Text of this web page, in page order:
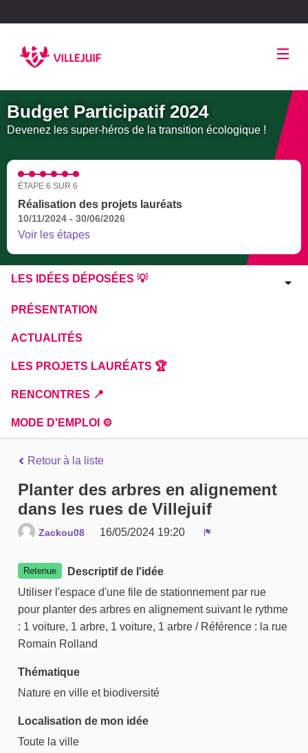
Budget Participatif 2024
Devenez les super-héros de la transition écologique !
ÉTAPE 6 SUR 6
Réalisation des projets lauréats
10/11/2024 - 30/06/2026
Voir les étapes
LES IDÉES DÉPOSÉES 💡
PRÉSENTATION
ACTUALITÉS
LES PROJETS LAURÉATS 🏆
RENCONTRES 📍
MODE D'EMPLOI ⚙️
Retour à la liste
Planter des arbres en alignement
dans les rues de Villejuif
Zackou08
16/05/2024 19:20
Retenue
Descriptif de l'idée
Utiliser l'espace d'une file de stationnement par rue
pour planter des arbres en alignement suivant le rythme
: 1 voiture, 1 arbre, 1 voiture, 1 arbre / Référence : la rue
Romain Rolland
Thématique
Nature en ville et biodiversité
Localisation de mon idée
Toute la ville